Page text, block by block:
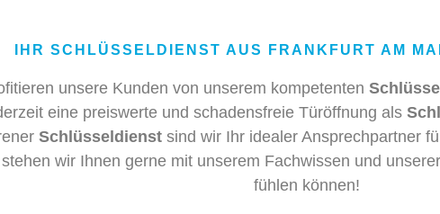
IHR SCHLÜSSELDIENST AUS FRANKFURT AM
unsere Kunden von unserem kompetenten
eine preiswerte und schadensfreie Türöffnung als
Schlüsseldienstsind wir Ihr idealer Ansprechpartner
wir Ihnen gerne mit unserem Fachwissen und
fühlen können!